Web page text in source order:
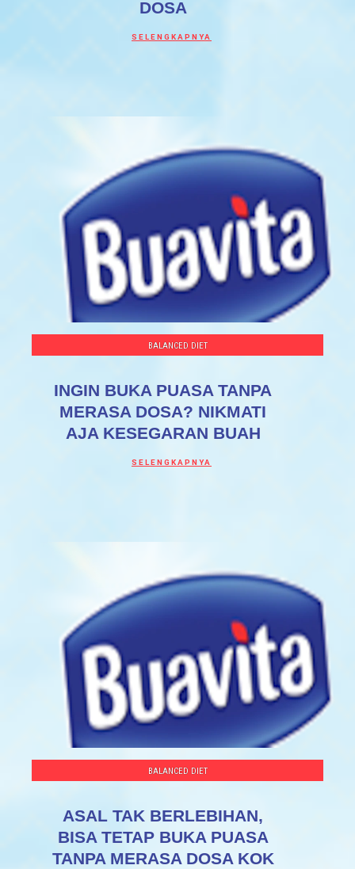
DOSA
SELENGKAPNYA
BALANCED DIET
INGIN BUKA PUASA TANPA
MERASA DOSA? NIKMATI
AJA KESEGARAN BUAH
SELENGKAPNYA
BALANCED DIET
ASAL TAK BERLEBIHAN,
BISA TETAP BUKA PUASA
TANPA MERASA DOSA KOK